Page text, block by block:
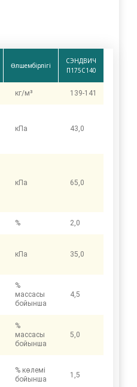
Өлшембірлігі
СЭНДВИЧ
П175С140
кг/м³ 139-141
кПа 43,0
кПа 65,0
% 2,0
кПа 35,0
%
массасы
бойынша
4,5
%
массасы
бойынша
5,0
% көлемі
бойынша
1,5